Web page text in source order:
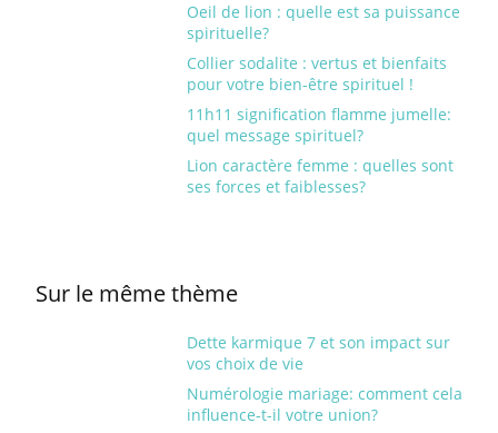
Oeil de lion : quelle est sa puissance
spirituelle?
Collier sodalite : vertus et bienfaits
pour votre bien-être spirituel !
11h11 signification flamme jumelle:
quel message spirituel?
Lion caractère femme : quelles sont
ses forces et faiblesses?
Sur le même thème
Dette karmique 7 et son impact sur
vos choix de vie
Numérologie mariage: comment cela
influence-t-il votre union?